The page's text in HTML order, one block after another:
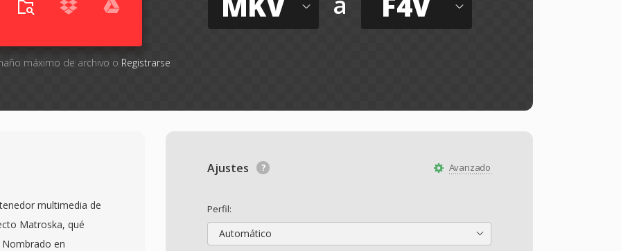
máximo de archivo o Registrarse
Avanzado
Ajustes
Perfil:
Automático
multimedia de
Matroska, qué
en